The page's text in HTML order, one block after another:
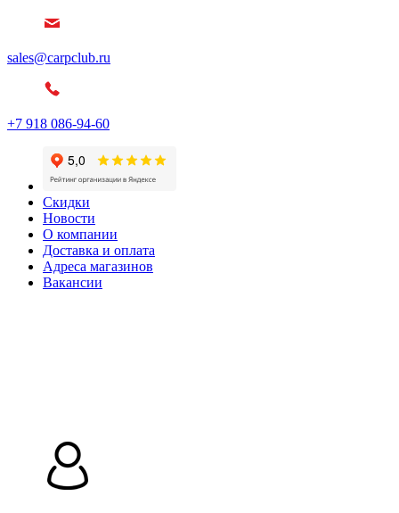
sales@carpclub.ru
+7 918 086-94-60
Скидки
Новости
О компании
Доставка и оплата
Адреса магазинов
Вакансии